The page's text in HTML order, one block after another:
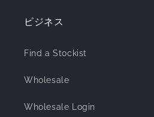
ビジネス
Find a Stockist
Wholesale
Wholesale Login